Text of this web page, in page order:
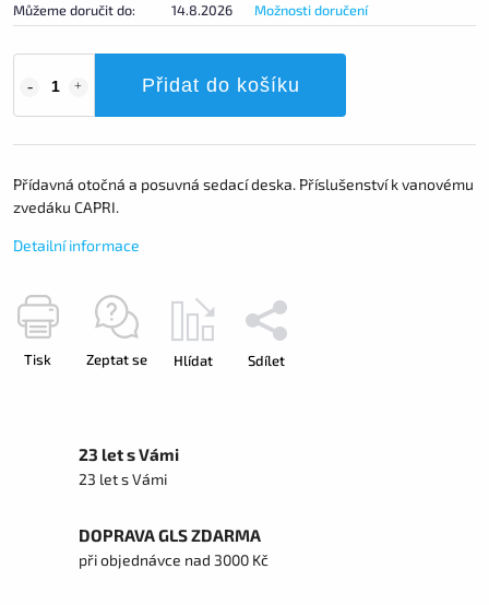
Můžeme doručit do: 14.8.2026 Možnosti doručení
Přidat do košíku
Přídavná otočná a posuvná sedací deska. Příslušenství k vanovému
zvedáku CAPRI.
Detailní informace
Tisk Zeptat se Hlídat Sdílet
23 let s Vámi
23 let s Vámi
DOPRAVA GLS ZDARMA
při objednávce nad 3000 Kč